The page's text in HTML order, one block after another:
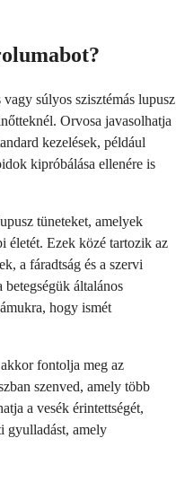
súlyos szisztémás lupusz
Orvosa javasolhatja
kezelések, például
kipróbálása ellenére is
tüneteket, amelyek
életét. Ezek közé tartozik az
a fáradtság és a szervi
betegségük általános
hogy ismét
fontolja meg az
szenved, amely több
a vesék érintettségét,
gyulladást, amely